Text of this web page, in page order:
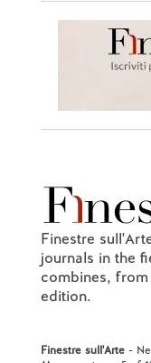
Finestre
journals in the
combines,
edition.
Finestre sull'Arte-